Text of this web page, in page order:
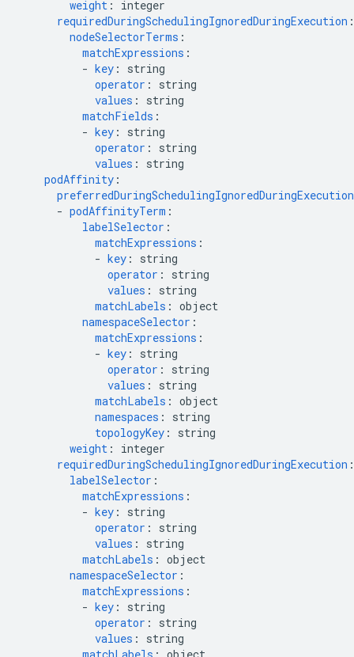
weight :
integer
requiredDuringSchedulingIgnoredDuringExecution :
nodeSelectorTerms :
matchExpressions :
- key :
string
operator :
string
values :
string
matchFields :
- key :
string
operator :
string
values :
string
podAffinity :
preferredDuringSchedulingIgnoredDuringExecution
- podAffinityTerm :
labelSelector :
matchExpressions :
- key :
string
operator :
string
values :
string
matchLabels : object
namespaceSelector :
matchExpressions :
- key :
string
operator :
string
values :
string
matchLabels : object
namespaces :
string
topologyKey :
string
weight :
integer
requiredDuringSchedulingIgnoredDuringExecution :
labelSelector :
matchExpressions :
- key :
string
operator :
string
values :
string
matchLabels : object
namespaceSelector :
matchExpressions :
- key :
string
operator :
string
values :
string